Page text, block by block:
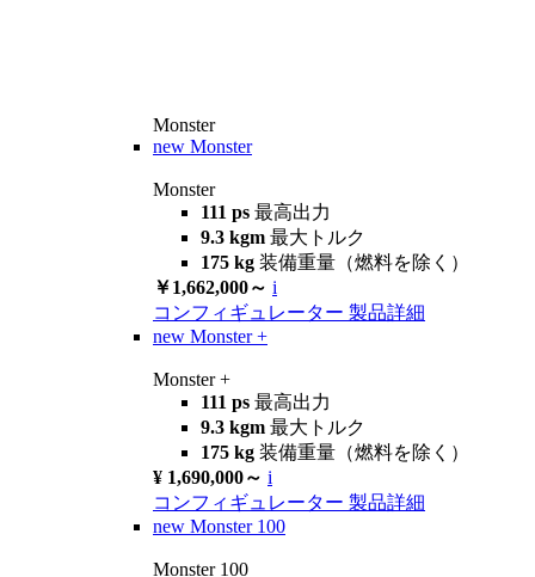
Monster
new Monster
Monster
111 ps 最高出力
9.3 kgm 最大トルク
175 kg 装備重量（燃料を除く）
￥1,662,000～ i
コンフィギュレーター 製品詳細
new Monster +
Monster +
111 ps 最高出力
9.3 kgm 最大トルク
175 kg 装備重量（燃料を除く）
¥ 1,690,000～ i
コンフィギュレーター 製品詳細
new Monster 100
Monster 100